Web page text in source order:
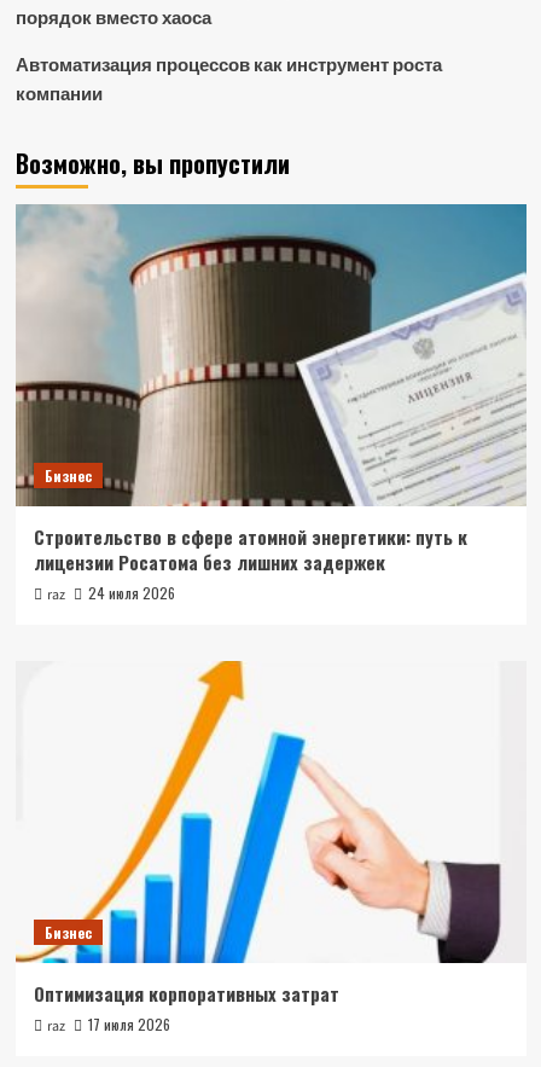
порядок вместо хаоса
Автоматизация процессов как инструмент роста
компании
Возможно, вы пропустили
Бизнес
Строительство в сфере атомной энергетики: путь к
лицензии Росатома без лишних задержек
raz 24 июля 2026
Бизнес
Оптимизация корпоративных затрат
raz 17 июля 2026